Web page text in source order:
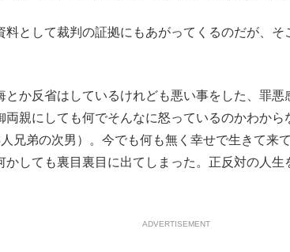
として裁判の証拠にもあがってくるのだが、そ
とか反省はしているけれども悪い事をした、罪
両親にしても何でそんなに怒っているのかわか
兄弟の次男）。今でも何も無く幸せで生きて来
かしても裏目裏目に出てしまった。正反対の人
ADVERTISEMENT